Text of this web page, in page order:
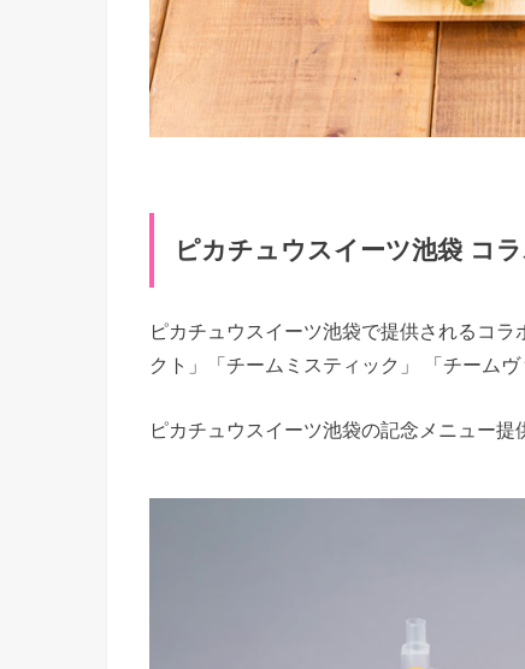
ピカチュウスイーツ池袋 コ
ピカチュウスイーツ池袋で提供されるコ
クト」「チームミスティック」 「チーム
ピカチュウスイーツ池袋の記念メニュー